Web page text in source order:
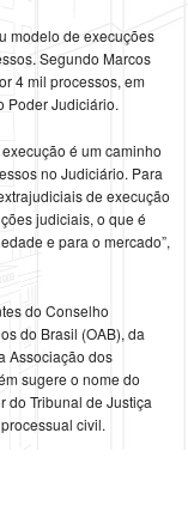
modelo de execuções
Segundo Marcos
4 mil processos, em
Poder Judiciário.
é um caminho
no Judiciário. Para
de execução
judiciais, o que é
e para o mercado”,
do Conselho
do Brasil (OAB), da
Associação dos
sugere o nome do
do Tribunal de Justiça
civil.